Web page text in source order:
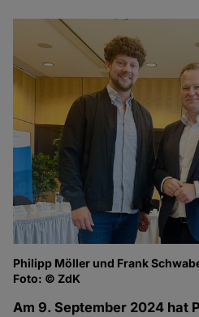
Philipp Möller und Frank
Foto: © ZdK
Am 9. September 2024 hat